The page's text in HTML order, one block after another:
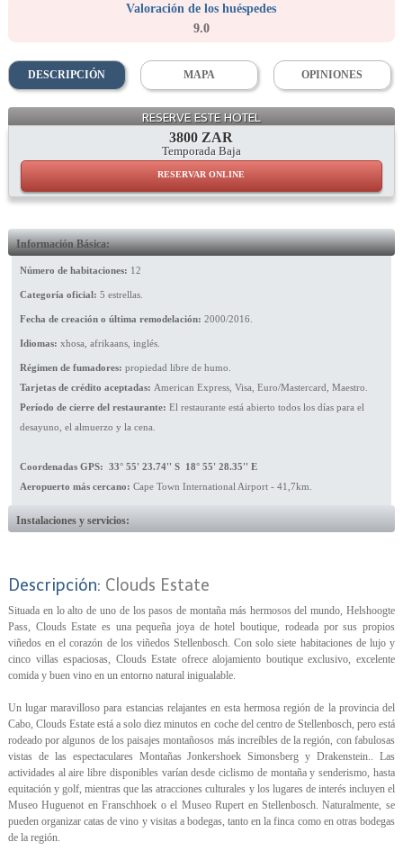
Valoración de los huéspedes
9.0
DESCRIPCIÓN MAPA OPINIONES
RESERVE ESTE HOTEL
3800 ZAR
Temporada Baja
RESERVAR ONLINE
Información Básica:
Número de habitaciones: 12
Categoría oficial: 5 estrellas.
Fecha de creación o última remodelación: 2000/2016.
Idiomas: xhosa, afrikaans, inglés.
Régimen de fumadores: propiedad libre de humo.
Tarjetas de crédito aceptadas: American Express, Visa, Euro/Mastercard, Maestro.
Período de cierre del restaurante: El restaurante está abierto todos los días para el
desayuno, el almuerzo y la cena.
Coordenadas GPS: 33° 55' 23.74'' S 18° 55' 28.35'' E
Aeropuerto más cercano: Cape Town International Airport - 41,7km.
Instalaciones y servicios:
Descripción: Clouds Estate
Situada en lo alto de uno de los pasos de montaña más hermosos del mundo, Helshoogte
Pass, Clouds Estate es una pequeña joya de hotel boutique, rodeada por sus propios
viñedos en el corazón de los viñedos Stellenbosch. Con solo siete habitaciones de lujo y
cinco villas espaciosas, Clouds Estate ofrece alojamiento boutique exclusivo, excelente
comida y buen vino en un entorno natural inigualable.
Un lugar maravilloso para estancias relajantes en esta hermosa región de la provincia del
Cabo, Clouds Estate está a solo diez minutos en coche del centro de Stellenbosch, pero está
rodeado por algunos de los paisajes montañosos más increíbles de la región, con fabulosas
vistas de las espectaculares Montañas Jonkershoek Simonsberg y Drakenstein.. Las
actividades al aire libre disponibles varían desde ciclismo de montaña y senderismo, hasta
equitación y golf, mientras que las atracciones culturales y los lugares de interés incluyen el
Museo Huguenot en Franschhoek o el Museo Rupert en Stellenbosch. Naturalmente, se
pueden organizar catas de vino y visitas a bodegas, tanto en la finca como en otras bodegas
de la región.